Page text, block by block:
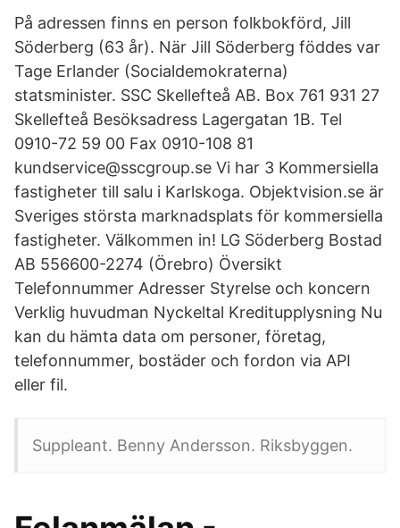
På adressen finns en person folkbokförd, Jill
Söderberg (63 år). När Jill Söderberg föddes var
Tage Erlander (Socialdemokraterna)
statsminister. SSC Skellefteå AB. Box 761 931 27
Skellefteå Besöksadress Lagergatan 1B. Tel
0910-72 59 00 Fax 0910-108 81
kundservice@sscgroup.se Vi har 3 Kommersiella
fastigheter till salu i Karlskoga. Objektvision.se är
Sveriges största marknadsplats för kommersiella
fastigheter. Välkommen in! LG Söderberg Bostad
AB 556600-2274 (Örebro) Översikt
Telefonnummer Adresser Styrelse och koncern
Verklig huvudman Nyckeltal Kreditupplysning Nu
kan du hämta data om personer, företag,
telefonnummer, bostäder och fordon via API
eller fil.
Suppleant. Benny Andersson. Riksbyggen.